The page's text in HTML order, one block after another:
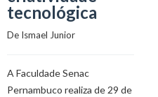
tecnológica
De Ismael Junior
A Faculdade Senac
Pernambuco realiza de 29 de